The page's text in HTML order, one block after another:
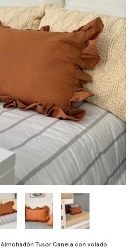
Almohadón Tusor Canela con volado